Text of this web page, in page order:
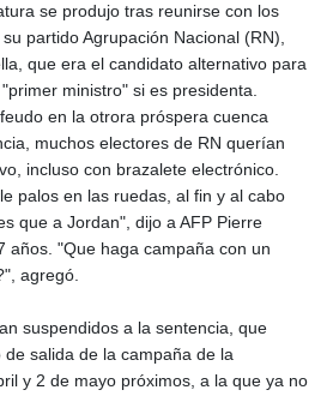
se produjo tras reunirse con los
partido Agrupación Nacional (RN),
que era el candidato alternativo para
ministro" si es presidenta.
en la otrora próspera cuenca
muchos electores de RN querían
incluso con brazalete electrónico.
palos en las ruedas, al fin y al cabo
que a Jordan", dijo a AFP Pierre
años. "Que haga campaña con un
agregó.
suspendidos a la sentencia, que
salida de la campaña de la
y 2 de mayo próximos, a la que ya no